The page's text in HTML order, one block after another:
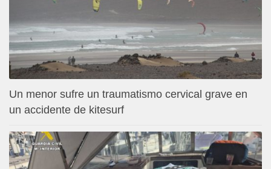
Un menor sufre un traumatismo cervical grave en
un accidente de kitesurf